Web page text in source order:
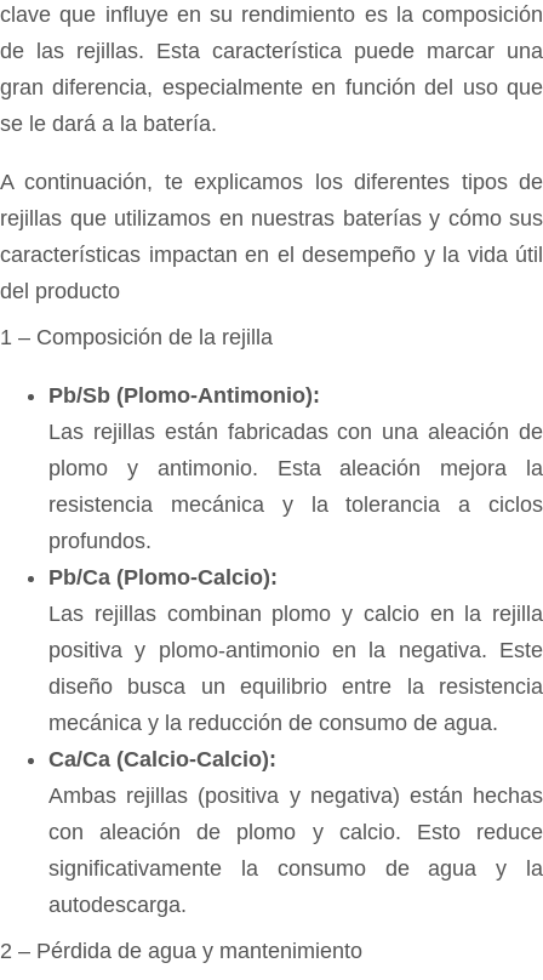
clave que influye en su rendimiento es la composición
de las rejillas. Esta característica puede marcar una
gran diferencia, especialmente en función del uso que
se le dará a la batería.
A continuación, te explicamos los diferentes tipos de
rejillas que utilizamos en nuestras baterías y cómo sus
características impactan en el desempeño y la vida útil
del producto
1 – Composición de la rejilla
Pb/Sb (Plomo-Antimonio):
Las rejillas están fabricadas con una aleación de
plomo y antimonio. Esta aleación mejora la
resistencia mecánica y la tolerancia a ciclos
profundos.
Pb/Ca (Plomo-Calcio):
Las rejillas combinan plomo y calcio en la rejilla
positiva y plomo-antimonio en la negativa. Este
diseño busca un equilibrio entre la resistencia
mecánica y la reducción de consumo de agua.
Ca/Ca (Calcio-Calcio):
Ambas rejillas (positiva y negativa) están hechas
con aleación de plomo y calcio. Esto reduce
significativamente la consumo de agua y la
autodescarga.
2 – Pérdida de agua y mantenimiento